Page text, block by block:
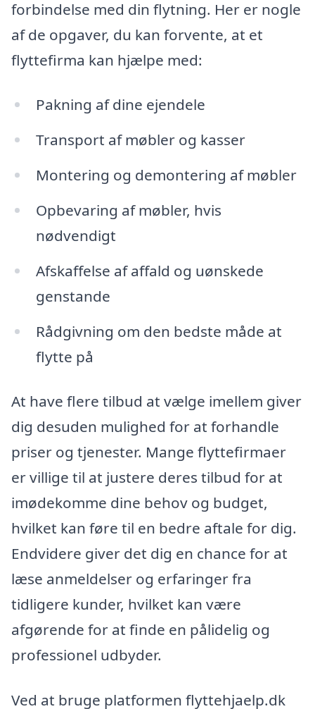
forbindelse med din flytning. Her er nogle
af de opgaver, du kan forvente, at et
flyttefirma kan hjælpe med:
Pakning af dine ejendele
Transport af møbler og kasser
Montering og demontering af møbler
Opbevaring af møbler, hvis
nødvendigt
Afskaffelse af affald og uønskede
genstande
Rådgivning om den bedste måde at
flytte på
At have flere tilbud at vælge imellem giver
dig desuden mulighed for at forhandle
priser og tjenester. Mange flyttefirmaer
er villige til at justere deres tilbud for at
imødekomme dine behov og budget,
hvilket kan føre til en bedre aftale for dig.
Endvidere giver det dig en chance for at
læse anmeldelser og erfaringer fra
tidligere kunder, hvilket kan være
afgørende for at finde en pålidelig og
professionel udbyder.
Ved at bruge platformen flyttehjaelp.dk